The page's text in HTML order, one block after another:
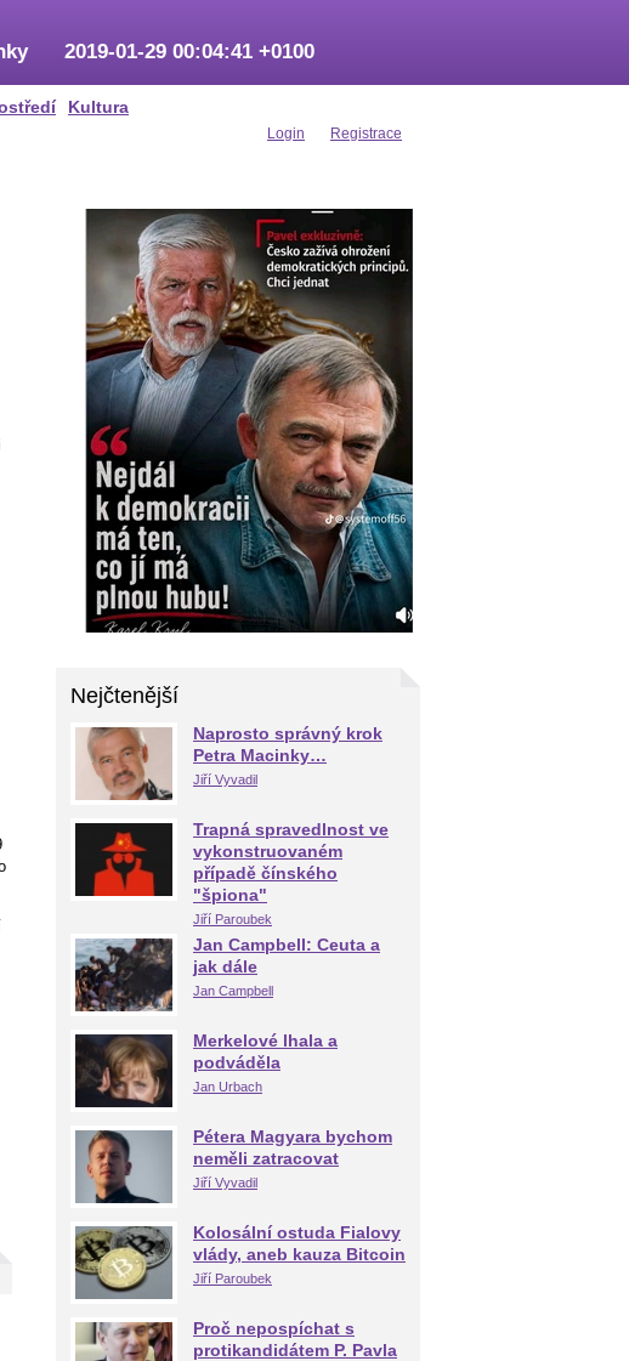
Kultura
2019-01-29 00:04:41 +0100
Login Registrace
Nejčtenější
Naprosto správný krok
Petra Macinky…
Jiří Vyvadil
Trapná spravedlnost ve
vykonstruovaném
případě čínského
"špiona"
Jiří Paroubek
Jan Campbell: Ceuta a
jak dále
Jan Campbell
Merkelové lhala a
podváděla
Jan Urbach
Pétera Magyara bychom
neměli zatracovat
Jiří Vyvadil
Kolosální ostuda Fialovy
vlády, aneb kauza Bitcoin
Jiří Paroubek
Proč nepospíchat s
protikandidátem P. Pavla